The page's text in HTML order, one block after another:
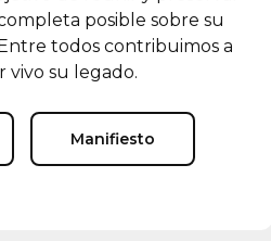
posible sobre su
todos contribuimos a
vivo su legado.
Manifiesto